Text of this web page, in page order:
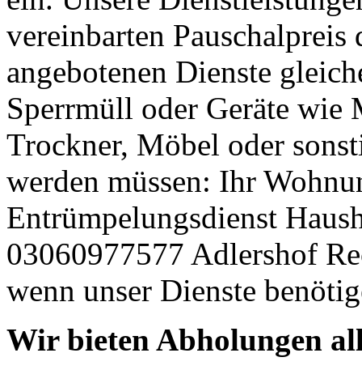
vereinbarten
angebotenen Dienste
Sperrmüll oder Geräte wie
Trockner, Möbel oder
werden müssen: Ihr
Entrümpelungsdienst
03060977577 Adlershof
wenn unser Dienste
Wir bieten Abholungen